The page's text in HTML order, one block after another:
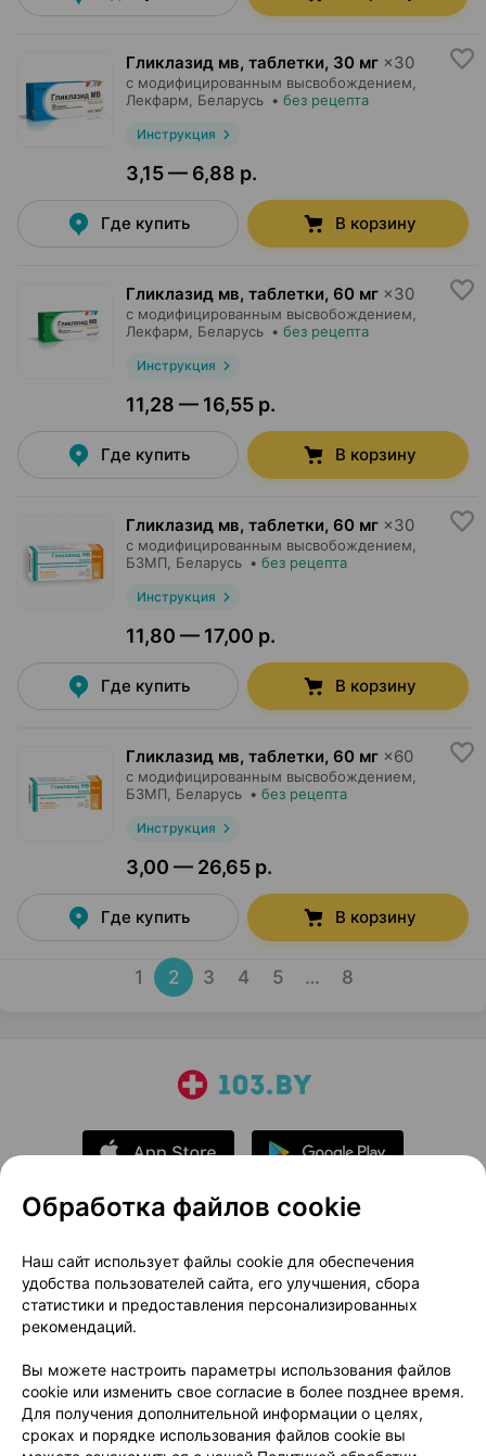
Гликлазид мв, таблетки, 30 мг ×30
с модифицированным высвобождением,
Лекфарм , Беларусь • без рецепта
Инструкция
3,15 — 6,88 р.
Где купить В корзину
Гликлазид мв, таблетки, 60 мг ×30
с модифицированным высвобождением,
Лекфарм , Беларусь • без рецепта
Инструкция
11,28 — 16,55 р.
Где купить В корзину
Гликлазид мв, таблетки, 60 мг ×30
с модифицированным высвобождением,
БЗМП , Беларусь • без рецепта
Инструкция
11,80 — 17,00 р.
Где купить В корзину
Гликлазид мв, таблетки, 60 мг ×60
с модифицированным высвобождением,
БЗМП , Беларусь • без рецепта
Инструкция
3,00 — 26,65 р.
Где купить В корзину
1 2 3 4 5 … 8
О проекте
Новости проекта
Размещение рекламы
Медицинский маркетинг
Публичный договор
Доставка
Способы оплаты
Вакансии
Партнеры
Написать руководителю 103.by
Написать в поддержку
Обработка файлов cookie
Наш сайт использует файлы cookie для обеспечения
удобства пользователей сайта, его улучшения, сбора
статистики и предоставления персонализированных
рекомендаций.
Вы можете настроить параметры использования файлов
cookie или изменить свое согласие в более позднее время.
Для получения дополнительной информации о целях,
сроках и порядке использования файлов cookie вы